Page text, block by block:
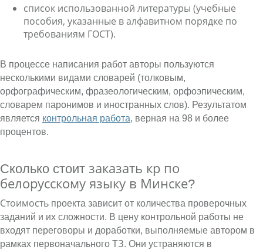
список использованной литературы (учебные
пособия, указанные в алфавитном порядке по
требованиям ГОСТ).
В процессе написания работ авторы пользуются
несколькими видами словарей (толковым,
орфографическим, фразеологическим, орфоэпическим,
словарем паронимов и иностранных слов). Результатом
является контрольная работа, верная на 98 и более
процентов.
Сколько стоит заказать кр по
белорусскому языку в Минске?
Стоимость проекта зависит от количества проверочных
заданий и их сложности. В цену контрольной работы не
входят переговоры и доработки, выполняемые автором в
рамках первоначального ТЗ. Они устраняются в